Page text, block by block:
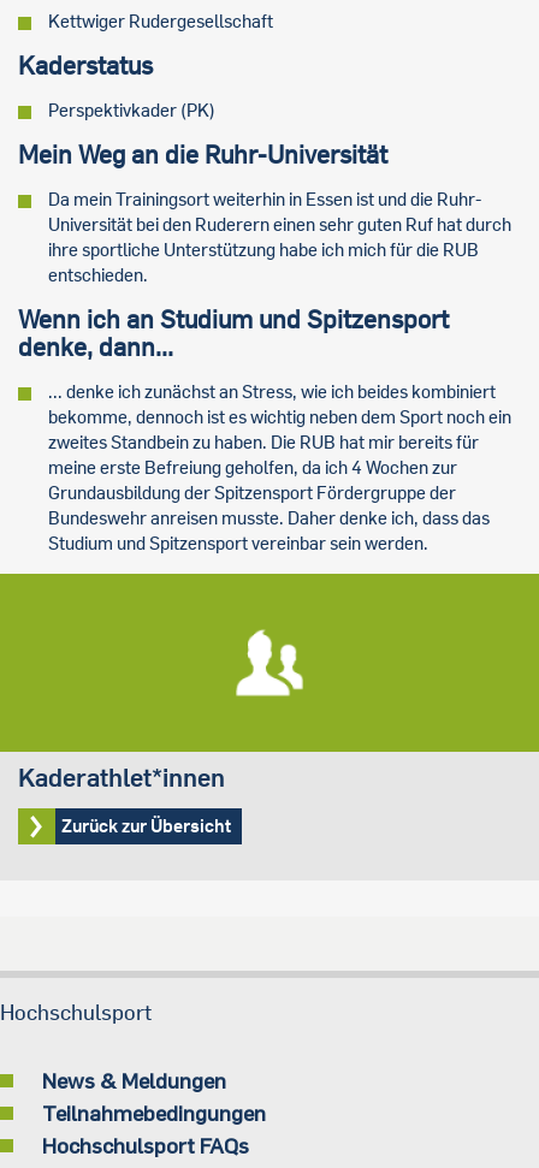
Kettwiger Rudergesellschaft
Kaderstatus
Perspektivkader (PK)
Mein Weg an die Ruhr-Universität
Da mein Trainingsort weiterhin in Essen ist und die Ruhr-
Universität bei den Ruderern einen sehr guten Ruf hat durch
ihre sportliche Unterstützung habe ich mich für die RUB
entschieden.
Wenn ich an Studium und Spitzensport
denke, dann...
... denke ich zunächst an Stress, wie ich beides kombiniert
bekomme, dennoch ist es wichtig neben dem Sport noch ein
zweites Standbein zu haben. Die RUB hat mir bereits für
meine erste Befreiung geholfen, da ich 4 Wochen zur
Grundausbildung der Spitzensport Fördergruppe der
Bundeswehr anreisen musste. Daher denke ich, dass das
Studium und Spitzensport vereinbar sein werden.
Kaderathlet*innen
Zurück zur Übersicht
Hochschulsport
News & Meldungen
Teilnahmebedingungen
Hochschulsport FAQs